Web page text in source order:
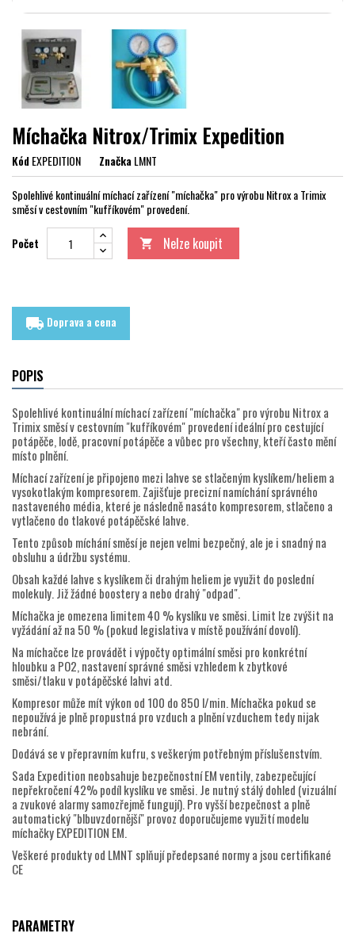
Míchačka Nitrox/Trimix Expedition
KódEXPEDITION ZnačkaLMNT
Spolehlivé kontinuální míchací zařízení "míchačka" pro výrobu Nitrox a Trimix
směsí v cestovním "kufříkovém" provedení.
Počet  Nelze koupit
local_shipping Doprava a cena
POPIS
Spolehlivé kontinuální míchací zařízení "míchačka" pro výrobu Nitrox a
Trimix směsí v cestovním "kufříkovém" provedení ideální pro cestující
potápěče, lodě, pracovní potápěče a vůbec pro všechny, kteří často mění
místo plnění.
Míchací zařízení je připojeno mezi lahve se stlačeným kyslíkem/heliem a
vysokotlakým kompresorem. Zajišťuje precizní namíchání správného
nastaveného média, které je následně nasáto kompresorem, stlačeno a
vytlačeno do tlakové potápěčské lahve.
Tento způsob míchání směsí je nejen velmi bezpečný, ale je i snadný na
obsluhu a údržbu systému.
Obsah každé lahve s kyslíkem či drahým heliem je využit do poslední
molekuly. Již žádné boostery a nebo drahý "odpad".
Míchačka je omezena limitem 40 % kyslíku ve směsi. Limit lze zvýšit na
vyžádání až na 50 % (pokud legislativa v místě používání dovolí).
Na míchačce lze provádět i výpočty optimální směsi pro konkrétní
hloubku a PO2, nastavení správné směsi vzhledem k zbytkové
směsi/tlaku v potápěčské lahvi atd.
Kompresor může mít výkon od 100 do 850 l/min. Míchačka pokud se
nepoužívá je plně propustná pro vzduch a plnění vzduchem tedy nijak
nebrání.
Dodává se v přepravním kufru, s veškerým potřebným příslušenstvím.
Sada Expedition neobsahuje bezpečnostní EM ventily, zabezpečující
nepřekročení 42% podíl kyslíku ve směsi. Je nutný stálý dohled (vizuální
a zvukové alarmy samozřejmě fungují). Pro vyšší bezpečnost a plně
automatický "blbuvzdornější" provoz doporučujeme využití modelu
míchačky EXPEDITION EM.
Veškeré produkty od LMNT splňují předepsané normy a jsou certifikané
CE
PARAMETRY